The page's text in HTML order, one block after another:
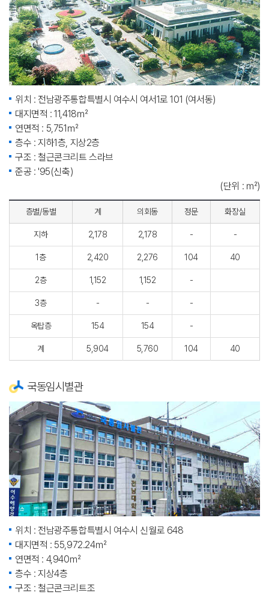
위치 : 전남광주통합특별시 여수시 여서1로 101 (여서동)
대지면적 : 11,418㎡
연면적 : 5,751㎡
층수 : 지하1층, 지상2층
구조 : 철근콘크리트 스라브
준공 : '95(신축)
(단위 : ㎡)
층별/동별 계 의회동 정문 화장실
지하 2,178 2,178 - -
1층 2,420 2,276 104 40
2층 1,152 1,152 -
3층 - - -
옥탑층 154 154 -
계 5,904 5,760 104 40
국동임시별관
위치 : 전남광주통합특별시 여수시 신월로 648
대지면적 : 55,972.24㎡
연면적 : 4,940㎡
층수 : 지상4층
구조 : 철근콘크리트조